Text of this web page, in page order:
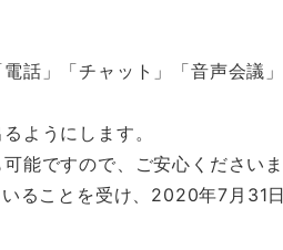
話」「チャット」「音声会議
ようにします。
能ですので、ご安心くださいま
ることを受け、2020年7月31